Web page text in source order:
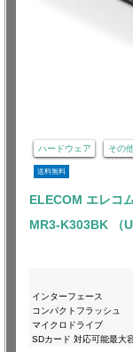
ハードウェア その
送料無料
ELECOM エレコ
MR3-K303BK （
インターフェース
コンパクトフラッシュ
マイクロドライブ
SDカード 対応可能最大